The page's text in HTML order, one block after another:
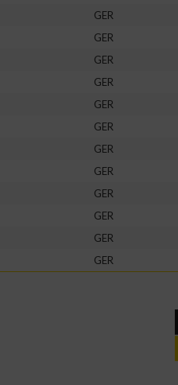
GER
GER
GER
GER
GER
GER
GER
GER
GER
GER
GER
GER